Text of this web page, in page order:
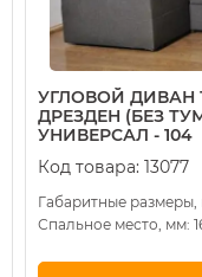
УГЛОВОЙ ДИВАН
ДРЕЗДЕН (БЕЗ
УНИВЕРСАЛ - 104
Код товара: 13077
Габаритные размеры,
Спальное место, мм: